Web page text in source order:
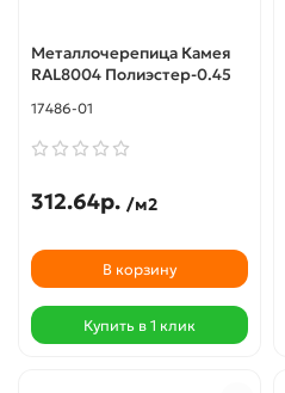
Металлочерепица Камея
RAL8004 Полиэстер-0.45
17486-01
312.64р. /м2
В корзину
Купить в 1 клик